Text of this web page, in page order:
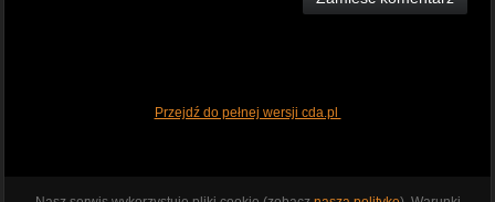
Przejdź do pełnej wersji cda.pl